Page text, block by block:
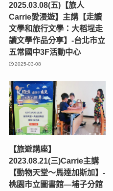
2025.03.08(五)【旅人
Carrie愛漫遊】主講【走讀
文學和旅行文學：大稻埕走
讀文學作品分享】-台北市立
五常國中3F活動中心
2025-03-08
【旅遊講座】
2023.08.21(三)Carrie主講
【動物天堂〜馬達加斯加】-
桃園市立圖書館—埔子分館